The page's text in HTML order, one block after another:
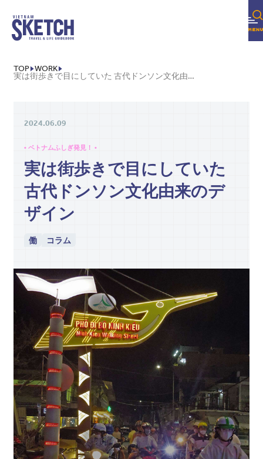
TOP WORK
実は街歩きで目にしていた 古代ドンソン文化由来のデザイン
2024.06.09
• ベトナムふしぎ発見！ •
実は街歩きで目にしていた
古代ドンソン文化由来のデ
ザイン
働 コラム